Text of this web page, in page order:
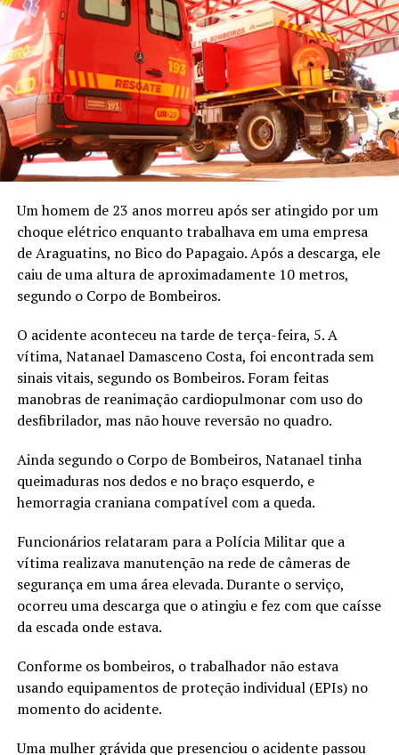
Um homem de 23 anos morreu após ser atingido por um
choque elétrico enquanto trabalhava em uma empresa
de Araguatins, no Bico do Papagaio. Após a descarga, ele
caiu de uma altura de aproximadamente 10 metros,
segundo o Corpo de Bombeiros.
O acidente aconteceu na tarde de terça-feira, 5. A
vítima, Natanael Damasceno Costa, foi encontrada sem
sinais vitais, segundo os Bombeiros. Foram feitas
manobras de reanimação cardiopulmonar com uso do
desfibrilador, mas não houve reversão no quadro.
Ainda segundo o Corpo de Bombeiros, Natanael tinha
queimaduras nos dedos e no braço esquerdo, e
hemorragia craniana compatível com a queda.
Funcionários relataram para a Polícia Militar que a
vítima realizava manutenção na rede de câmeras de
segurança em uma área elevada. Durante o serviço,
ocorreu uma descarga que o atingiu e fez com que caísse
da escada onde estava.
Conforme os bombeiros, o trabalhador não estava
usando equipamentos de proteção individual (EPIs) no
momento do acidente.
Uma mulher grávida que presenciou o acidente passou